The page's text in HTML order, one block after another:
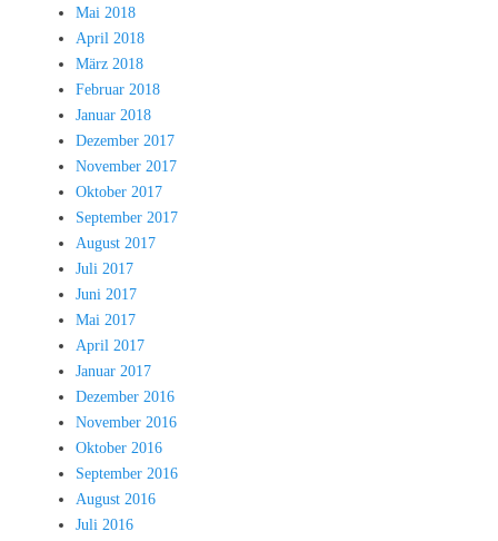
Mai 2018
April 2018
März 2018
Februar 2018
Januar 2018
Dezember 2017
November 2017
Oktober 2017
September 2017
August 2017
Juli 2017
Juni 2017
Mai 2017
April 2017
Januar 2017
Dezember 2016
November 2016
Oktober 2016
September 2016
August 2016
Juli 2016